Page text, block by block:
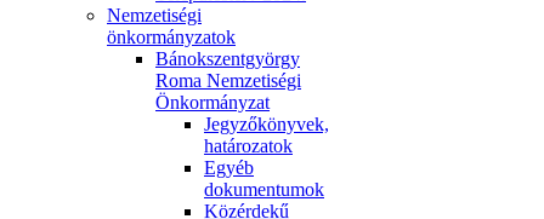
Nemzetiségi
önkormányzatok
Bánokszentgyörgy
Roma Nemzetiségi
Önkormányzat
Jegyzőkönyvek,
határozatok
Egyéb
dokumentumok
Közérdekű